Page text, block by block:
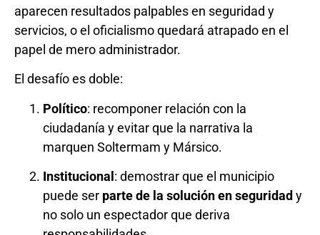
aparecen resultados palpables en seguridad y
servicios, o el oficialismo quedará atrapado en el
papel de mero administrador.
El desafío es doble:
Político: recomponer relación con la
ciudadanía y evitar que la narrativa la
marquen Soltermam y Mársico.
Institucional : demostrar que el municipio
puede ser parte de la solución en seguridad y
no solo un espectador que deriva